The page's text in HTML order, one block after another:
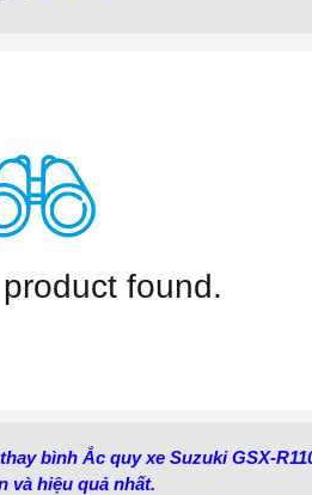
found.
bình Ắc quy xe Suzuki GSX-
và hiệu quả nhất.